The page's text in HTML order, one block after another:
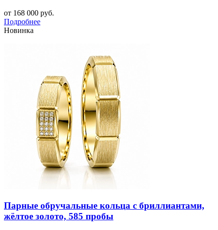
от 168 000 руб.
Подробнее
Новинка
Парные обручальные кольца с бриллиантами,
жёлтое золото, 585 пробы